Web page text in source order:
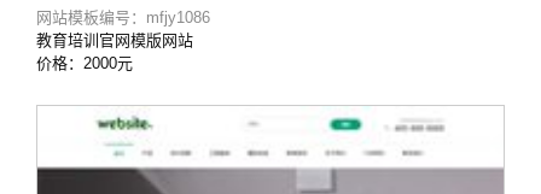
网站模板编号：mfjy1086
教育培训官网模版网站
价格：2000元